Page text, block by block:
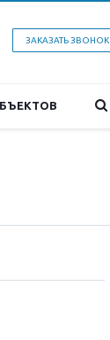
ЗАКАЗАТЬ ЗВОНОК